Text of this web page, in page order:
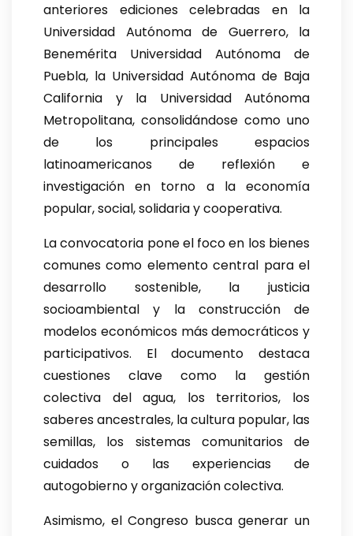
anteriores ediciones celebradas en la
Universidad Autónoma de Guerrero, la
Benemérita Universidad Autónoma de
Puebla, la Universidad Autónoma de Baja
California y la Universidad Autónoma
Metropolitana, consolidándose como uno
de los principales espacios
latinoamericanos de reflexión e
investigación en torno a la economía
popular, social, solidaria y cooperativa.
La convocatoria pone el foco en los bienes
comunes como elemento central para el
desarrollo sostenible, la justicia
socioambiental y la construcción de
modelos económicos más democráticos y
participativos. El documento destaca
cuestiones clave como la gestión
colectiva del agua, los territorios, los
saberes ancestrales, la cultura popular, las
semillas, los sistemas comunitarios de
cuidados o las experiencias de
autogobierno y organización colectiva.
Asimismo, el Congreso busca generar un